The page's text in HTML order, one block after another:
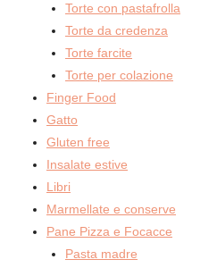
Torte con pastafrolla
Torte da credenza
Torte farcite
Torte per colazione
Finger Food
Gatto
Gluten free
Insalate estive
Libri
Marmellate e conserve
Pane Pizza e Focacce
Pasta madre